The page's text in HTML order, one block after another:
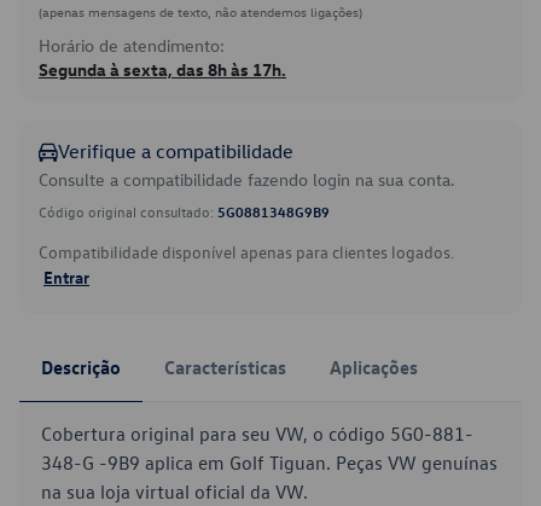
(apenas mensagens de texto, não atendemos ligações)
Horário de atendimento:
Segunda à sexta, das 8h às 17h.
Verifique a compatibilidade
Consulte a compatibilidade fazendo login na sua conta.
Código original consultado: 5G0881348G9B9
Compatibilidade disponível apenas para clientes logados.
Entrar
Descrição Características Aplicações
Cobertura original para seu VW, o código 5G0-881-
348-G -9B9 aplica em Golf Tiguan. Peças VW genuínas
na sua loja virtual oficial da VW.